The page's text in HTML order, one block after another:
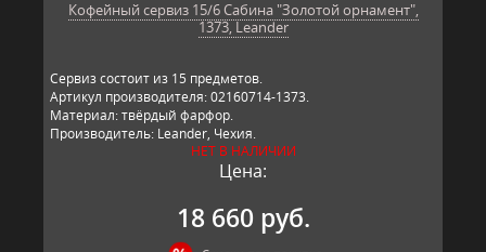
Кофейный сервиз 15/6 Сабина "Золотой орнамент",
1373, Leander
Сервиз состоит из 15 предметов.
Артикул производителя: 02160714-1373.
Материал: твёрдый фарфор.
Производитель: Leander, Чехия.
НЕТ В НАЛИЧИИ
Цена:
18 660 руб.